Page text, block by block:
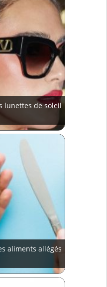
lunettes de soleil
aliments allégés